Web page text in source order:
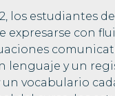
los estudiantes
expresarse con
lenguaje y un
un vocabulario